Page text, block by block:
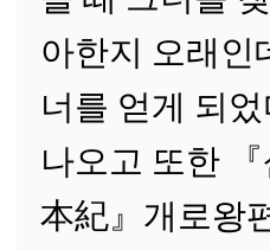
아한지 오래인
너를 얻게 되
나오고 또한
本紀』개로왕